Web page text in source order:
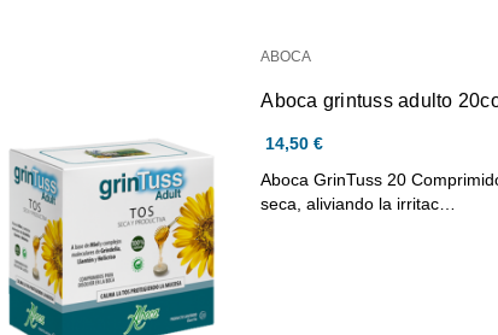
ABOCA
Aboca grintuss adulto
14,50 €
Aboca GrinTuss 20
seca, aliviando la irritac…